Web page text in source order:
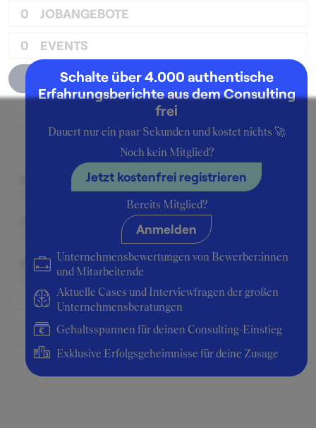
0 JOBANGEBOTE
0 EVENTS
Unternehmensprofil
Zusage
Beworben im Jahr:
Beworben als:
Praktikant:in
Schalte über 4.000 authentische
Erfahrungsberichte aus dem Consulting
frei
Dauert nur ein paar Sekunden und kostet nichts 🚀
Noch kein Mitglied?
Jetzt kostenfrei registrieren
Bereits Mitglied?
Anmelden
Unternehmensbewertungen von Bewerber:innen
und Mitarbeitende
Aktuelle Cases und Interviewfragen der großen
Unternehmensberatungen
Gehaltsspannen für deinen Consulting-Einstieg
Exklusive Erfolgsgeheimnisse für deine Zusage